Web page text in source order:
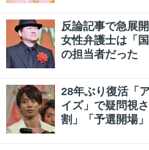
反論記事で急展
女性弁護士は「
の担当者だった
28年ぶり復活「
イズ」で疑問視
割」「予選開場」